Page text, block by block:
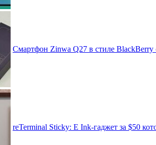
Смартфон Zinwa Q27 в стиле BlackBerry
reTerminal Sticky: E Ink-гаджет за $50